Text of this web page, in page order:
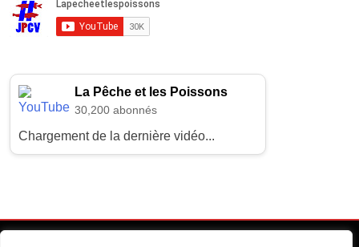
La Pêche et les Poissons
30,200 abonnés
Chargement de la dernière vidéo...